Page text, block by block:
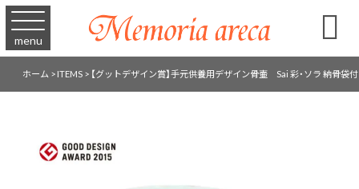
menu 
ホーム>ITEMS> 【グットデザイン賞】手元供養用デザイン骨壷 Sai 彩・ソラ 納骨袋